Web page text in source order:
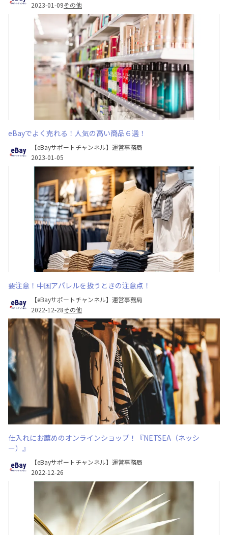
2023-01-09その他
eBayでよく売れる！人気の高い商品６選！
【eBayサポートチャンネル】運営事務局
2023-01-05
要注意！中国アパレルを扱うときの注意点！
【eBayサポートチャンネル】運営事務局
2022-12-28その他
仕入れにお薦めのオンラインショップ！『NETSEA（ネッシ
ー）』
【eBayサポートチャンネル】運営事務局
2022-12-26